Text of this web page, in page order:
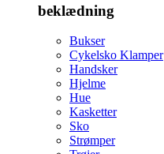
beklædning
Bukser
Cykelsko Klamper
Handsker
Hjelme
Hue
Kasketter
Sko
Strømper